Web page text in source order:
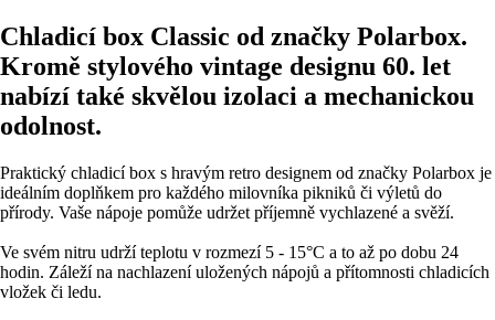
Chladicí box Classic od značky Polarbox.
Kromě stylového vintage designu 60. let
nabízí také skvělou izolaci a mechanickou
odolnost.
Praktický chladicí box s hravým retro designem od značky Polarbox je
ideálním doplňkem pro každého milovníka pikniků či výletů do
přírody. Vaše nápoje pomůže udržet příjemně vychlazené a svěží.
Ve svém nitru udrží teplotu v rozmezí 5 - 15°C a to až po dobu 24
hodin. Záleží na nachlazení uložených nápojů a přítomnosti chladicích
vložek či ledu.